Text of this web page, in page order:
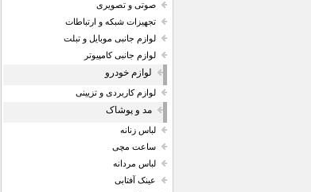
صوتی و تصویری
تجهیزات شبکه و ارتباطات
لوازم جانبی موبایل و تبلت
لوازم جانبی کامپیوتر
لوازم خودرو
لوازم کاربردی و تزیینی
مد و پوشاک
لباس زنانه
ساعت مچی
لباس مردانه
عینک آفتابی